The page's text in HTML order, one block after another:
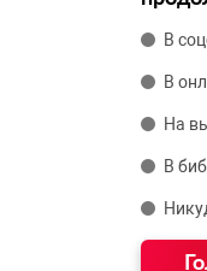
В
В
На
В